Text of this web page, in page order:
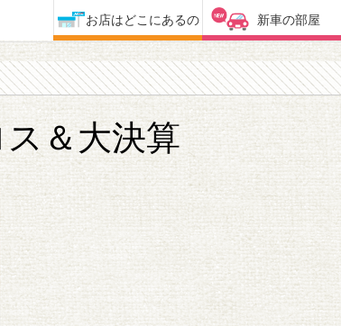
お店はどこにあるの 新車の部屋
＆大決算